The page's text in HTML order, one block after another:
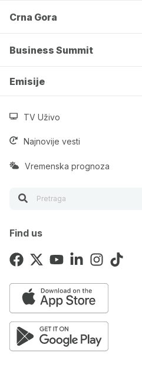
Crna Gora
Business Summit
Emisije
TV Uživo
Najnovije vesti
Vremenska prognoza
Find us
TOP TAGOVI
Euronews Montenegro
Rat u Ukrajini Kriza na